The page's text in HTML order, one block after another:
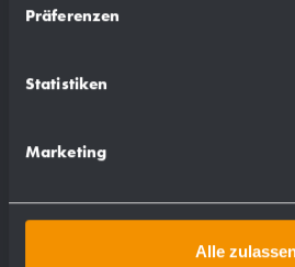
Präferenzen
Statistiken
Marketing
Alle
Distributeur de
plus de